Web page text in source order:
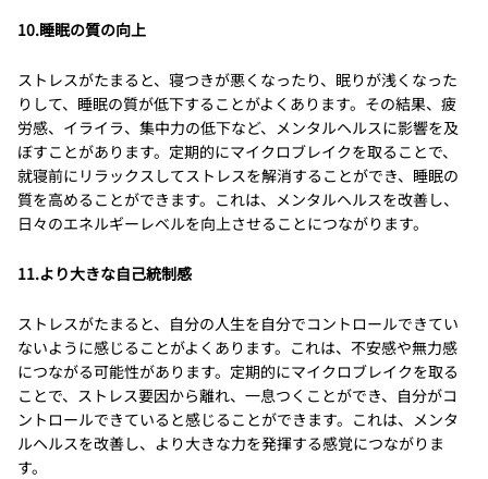
10.睡眠の質の向上
ストレスがたまると、寝つきが悪くなったり、眠りが浅くなった
りして、睡眠の質が低下することがよくあります。その結果、疲
労感、イライラ、集中力の低下など、メンタルヘルスに影響を及
ぼすことがあります。定期的にマイクロブレイクを取ることで、
就寝前にリラックスしてストレスを解消することができ、睡眠の
質を高めることができます。これは、メンタルヘルスを改善し、
日々のエネルギーレベルを向上させることにつながります。
11.より大きな自己統制感
ストレスがたまると、自分の人生を自分でコントロールできてい
ないように感じることがよくあります。これは、不安感や無力感
につながる可能性があります。定期的にマイクロブレイクを取る
ことで、ストレス要因から離れ、一息つくことができ、自分がコ
ントロールできていると感じることができます。これは、メンタ
ルヘルスを改善し、より大きな力を発揮する感覚につながりま
す。